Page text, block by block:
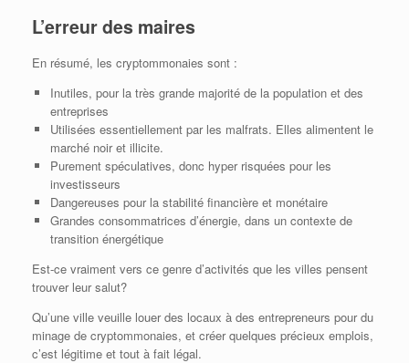
L’erreur des maires
En résumé, les cryptommonaies sont :
Inutiles, pour la très grande majorité de la population et des
entreprises
Utilisées essentiellement par les malfrats. Elles alimentent le
marché noir et illicite.
Purement spéculatives, donc hyper risquées pour les
investisseurs
Dangereuses pour la stabilité financière et monétaire
Grandes consommatrices d’énergie, dans un contexte de
transition énergétique
Est-ce vraiment vers ce genre d’activités que les villes pensent
trouver leur salut?
Qu’une ville veuille louer des locaux à des entrepreneurs pour du
minage de cryptommonaies, et créer quelques précieux emplois,
c’est légitime et tout à fait légal.